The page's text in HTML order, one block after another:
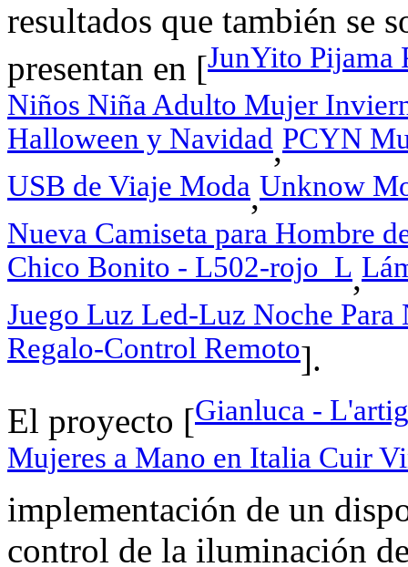
resultados que también se
presentan en [JunYito Pijama
Niños Niña Adulto Mujer
Halloween y Navidad,PCYN
USB de Viaje Moda,Unknow
Nueva Camiseta para Hombre
Chico Bonito - L502-rojo_L,
Juego Luz Led-Luz Noche
Regalo-Control Remoto].
El proyecto [Gianluca -
Mujeres a Mano en Italia Cuir
implementación de un
control de la iluminación